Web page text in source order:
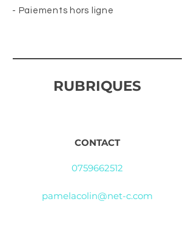
- Paiements hors ligne
RUBRIQUES
CONTACT
0759662512
pamelacolin@net-c.com